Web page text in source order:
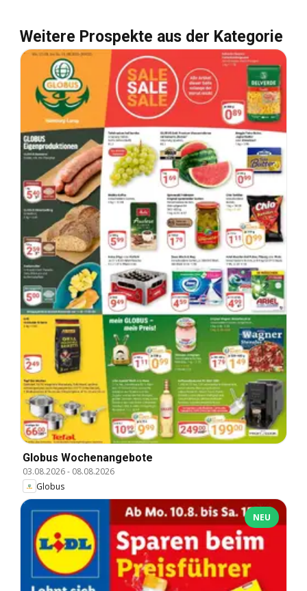
Weitere Prospekte aus der Kategorie
Globus Wochenangebote
03.08.2026- 08.08.2026
Globus
NEU